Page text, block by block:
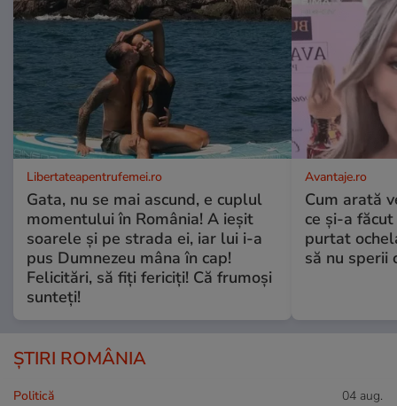
Libertateapentrufemei.ro
Gata, nu se mai ascund, e cuplul
momentului în România! A ieșit
soarele și pe strada ei, iar lui i-a
pus Dumnezeu mâna în cap!
Felicitări, să fiți fericiți! Că frumoși
sunteți!
Avantaje.ro
Cum arată
ce și-a
purtat
să nu sperii
ȘTIRI ROMÂNIA
Politică 04 aug.